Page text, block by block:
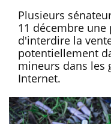
Plusieurs
11 décembre
d'interdire la
potentiellement
mineurs dans les
Internet.